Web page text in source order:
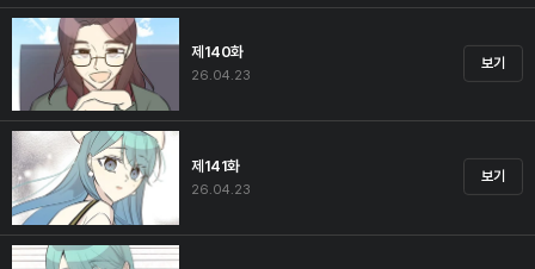
제140화
26.04.23
보기
제141화
26.04.23
보기